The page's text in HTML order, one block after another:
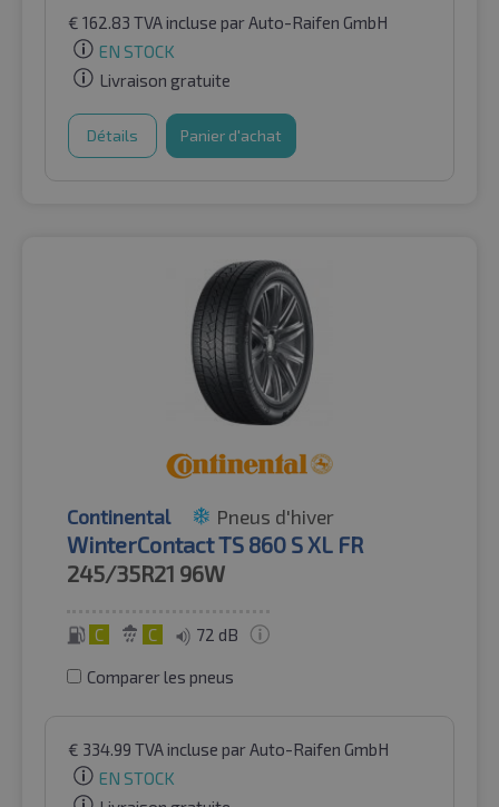
€ 162.83 TVA incluse par Auto-Raifen GmbH
EN STOCK
Livraison gratuite
Détails Panier d'achat
Continental Pneus d'hiver
WinterContact TS 860 S XL FR
245/35R21 96W
C C 72 dB
Comparer les pneus
€ 334.99 TVA incluse par Auto-Raifen GmbH
EN STOCK